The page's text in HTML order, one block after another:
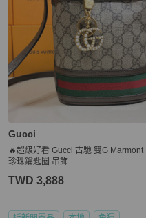
Gucci
🔥超級好看 Gucci 古馳 雙G Marmont
珍珠鑰匙圈 吊飾
TWD 3,888